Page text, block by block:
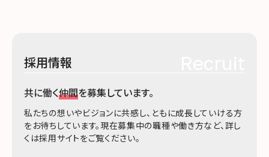
採用情報
共に働く仲間を募集しています。
私たちの想いやビジョンに共感し、ともに成長していける方
をお待ちしています。現在募集中の職種や働き方など、詳し
くは採用サイトをご覧ください。